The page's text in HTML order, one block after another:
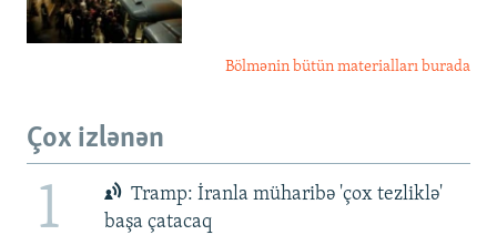
Bölmənin bütün materialları burada
Çox izlənən
1
Tramp: İranla müharibə 'çox tezliklə'
başa çatacaq